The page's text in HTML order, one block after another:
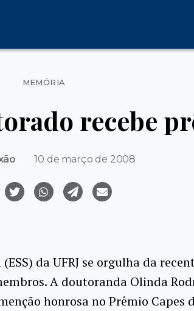
Categorias
MEMÓRIA
recebe
10 de março de 2008
da UFRJ se orgulha da
A doutoranda Olinda
honrosa no Prêmio Capes